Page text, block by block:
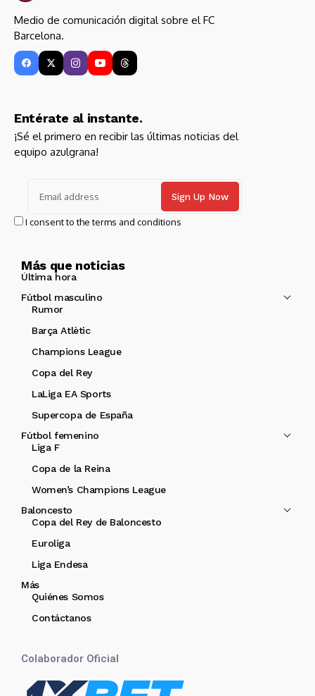
Medio de comunicación digital sobre el FC
Barcelona.
Entérate al instante.
¡Sé el primero en recibir las últimas noticias del
equipo azulgrana!
I consent to the terms and conditions
Más que noticias
Última hora
Fútbol masculino
Rumor
Barça Atlètic
Champions League
Copa del Rey
LaLiga EA Sports
Supercopa de España
Fútbol femenino
Liga F
Copa de la Reina
Women’s Champions League
Baloncesto
Copa del Rey de Baloncesto
Euroliga
Liga Endesa
Más
Quiénes Somos
Contáctanos
Colaborador Oficial